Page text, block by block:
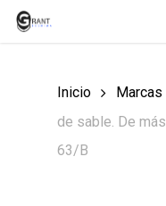
Skip
Inicio Marcas
de sable. De
63/B